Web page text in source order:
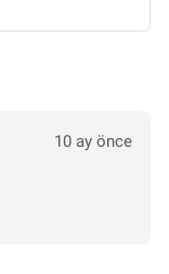
10 ay önce